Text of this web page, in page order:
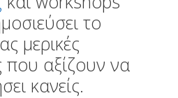
το
μερικές
που αξίζουν να
κανείς.